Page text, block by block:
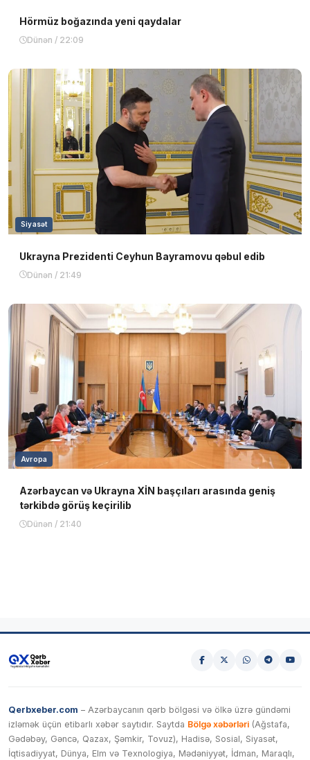
Hörmüz boğazında yeni qaydalar
Dünən / 22:09
Siyasət
Ukrayna Prezidenti Ceyhun Bayramovu qəbul edib
Dünən / 21:49
Avropa
Azərbaycan və Ukrayna XİN başçıları arasında geniş
tərkibdə görüş keçirilib
Dünən / 21:40
Qerbxeber.com – Azərbaycanın qərb bölgəsi və ölkə üzrə gündəmi
izləmək üçün etibarlı xəbər saytıdır. Saytda Bölgə xəbərləri (Ağstafa,
Gədəbəy, Gəncə, Qazax, Şəmkir, Tovuz), Hadisə, Sosial, Siyasət,
İqtisadiyyat, Dünya, Elm və Texnologiya, Mədəniyyət, İdman, Maraqlı,